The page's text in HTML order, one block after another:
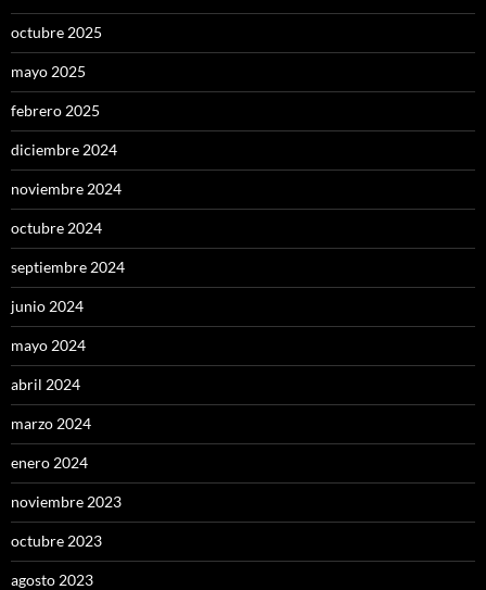
octubre 2025
mayo 2025
febrero 2025
diciembre 2024
noviembre 2024
octubre 2024
septiembre 2024
junio 2024
mayo 2024
abril 2024
marzo 2024
enero 2024
noviembre 2023
octubre 2023
agosto 2023